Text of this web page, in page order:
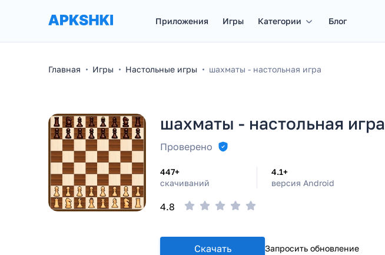
Приложения Игры Категории Блог
Главная Игры Настольные игры шахматы - настольная игра
шахматы - настольная игра
Проверено
447+
скачиваний
4.1+
версия Android
4.8
Скачать Запросить обновление